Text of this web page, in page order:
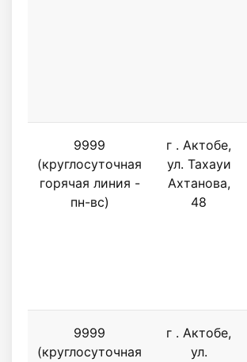
9999
(круглосуточная
горячая линия -
пн-вс)
г . Актобе,
ул. Тахауи
Ахтанова,
48
9999
(круглосуточная
г . Актобе,
ул.